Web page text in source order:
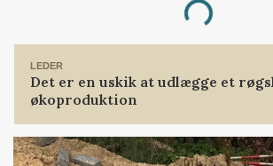
Loading...
LEDER
Det er en uskik at udlægge et
økoproduktion